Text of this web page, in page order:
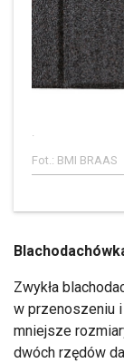
.
Fot.: BMI BRAAS
Zwykła
w przenoszeniu i
mniejsze
dwóch rzędów